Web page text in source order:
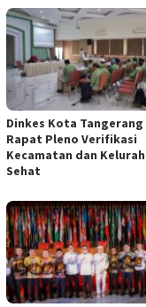
Dinkes Kota Tangerang
Rapat Pleno Verifikasi
Kecamatan dan
Sehat